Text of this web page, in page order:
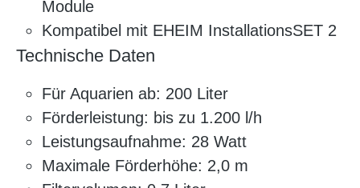
Module
Kompatibel mit EHEIM InstallationsSET 2
Technische Daten
Für Aquarien ab: 200 Liter
Förderleistung: bis zu 1.200 l/h
Leistungsaufnahme: 28 Watt
Maximale Förderhöhe: 2,0 m